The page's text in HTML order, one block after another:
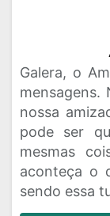
Galera, o
mensagens.
nossa
pode ser
mesmas
aconteça o
sendo essa